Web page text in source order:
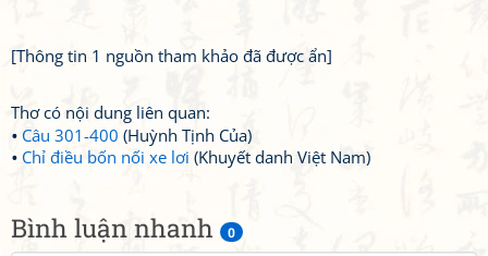
Bình luận nhanh 0
[Thông tin 1 nguồn tham khảo đã được ẩn]
Thơ có nội dung liên quan:
Câu 301-400 (Huỳnh Tịnh Của)
Chỉ điều bốn nối xe lơi (Khuyết danh Việt Nam)